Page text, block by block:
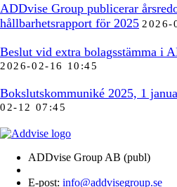
ADDvise Group publicerar
hållbarhetsrapport för 2025 2026-
Beslut vid extra bolagsstämma i
2026-02-16 10:45
Bokslutskommuniké 2025, 1
02-12 07:45
ADDvise Group AB (publ)
E-post: info@addvisegroup.se